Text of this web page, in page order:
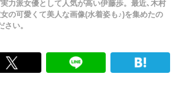
力派女優として人気が高い伊藤歩。最近､木村
の可愛くて美人な画像(水着姿も♪)を集めたの
い。